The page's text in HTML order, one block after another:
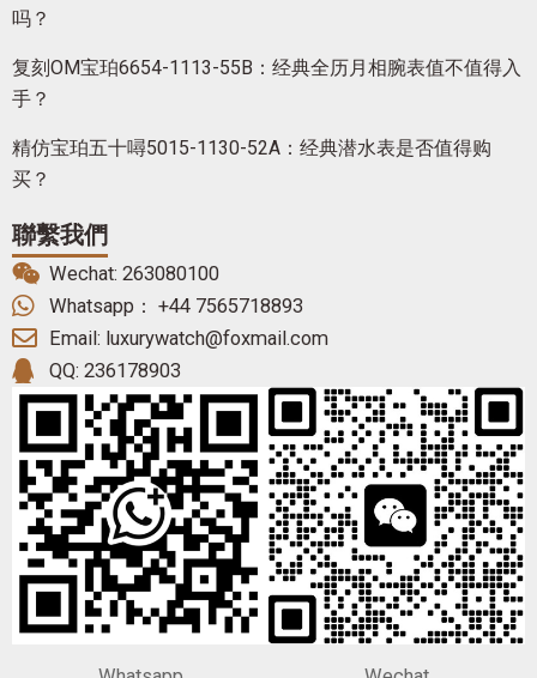
吗？
复刻OM宝珀6654-1113-55B：经典全历月相腕表值不值得入
手？
精仿宝珀五十噚5015-1130-52A：经典潜水表是否值得购
买？
聯繫我們
Wechat: 263080100
Whatsapp： +44 7565718893
Email: luxurywatch@foxmail.com
QQ: 236178903